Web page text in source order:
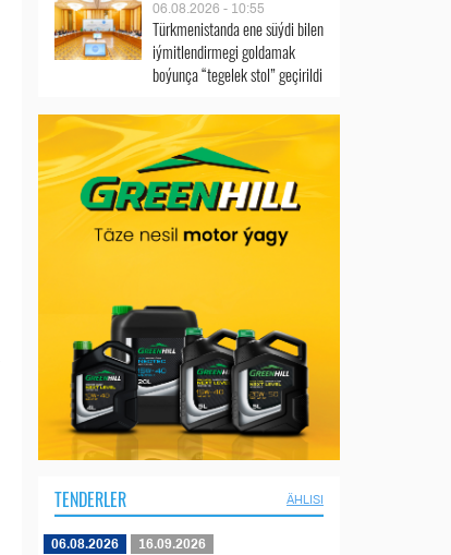
06.08.2026 - 10:55
Türkmenistanda ene süýdi bilen
iýmitlendirmegi goldamak
boýunça “tegelek stol” geçirildi
TENDERLER ÄHLISI
06.08.2026 16.09.2026